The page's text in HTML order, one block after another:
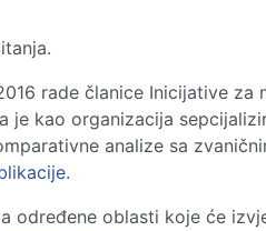
rade članice Inicijative za
je kao organizacija
analize sa
.
određene oblasti koje će